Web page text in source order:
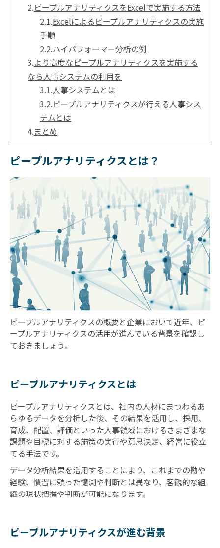
2.ピープルアナリティクスをExcelで実施する方法
2.1.Excelによるピープルアナリティクスの実施
手順
2.2.ハイパフォーマー分析の例
3.より高度なピープルアナリティクスを実施する
なら人事システムの利用を
3.1.人事システムとは
3.2.ピープルアナリティクスが行える人事シス
テムとは
4.まとめ
ピープルアナリティクスとは？
ピープルアナリティクスの概要と企業において近年、ピ
ープルアナリティクスの活用が進んでいる背景を確認し
ておきましょう。
ピープルアナリティクスとは
ピープルアナリティクスとは、社内の人材にまつわるあ
らゆるデータを分析した後、その結果を活用し、採用、
育成、配置、評価といった人事領域におけるさまざまな
課題や目標に対する施策の実行や意思決定、経営に役立
てる手法です。
データ分析結果を活用することにより、これまでの勘や
経験、慣習に頼った憶測や判断とは異なり、客観的な組
織の現状把握や判断が可能になります。
ピープルアナリティクスが進む背景